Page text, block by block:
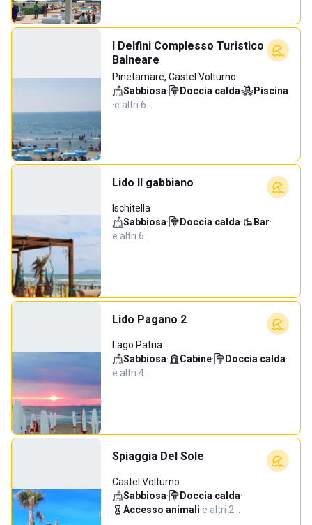
I Delfini Complesso Turistico
Balneare
Pinetamare, Castel Volturno
Sabbiosa· Doccia calda·
Piscina
·e altri 6…
Lido Il gabbiano
Ischitella
Sabbiosa· Doccia calda· Bar·
e altri 6…
Lido Pagano 2
Lago Patria
Sabbiosa· Cabine· Doccia calda·
e altri 4…
Spiaggia Del Sole
Castel Volturno
Sabbiosa· Doccia calda·
Accesso animali·e altri 2…